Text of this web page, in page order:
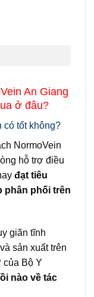
An Giang
ở đâu?
có tốt không?
NormoVein
hỗ trợ điều
đạt tiêu
phân phối trên
giãn tĩnh
sản xuất trên
của Bộ Y
nào về tác